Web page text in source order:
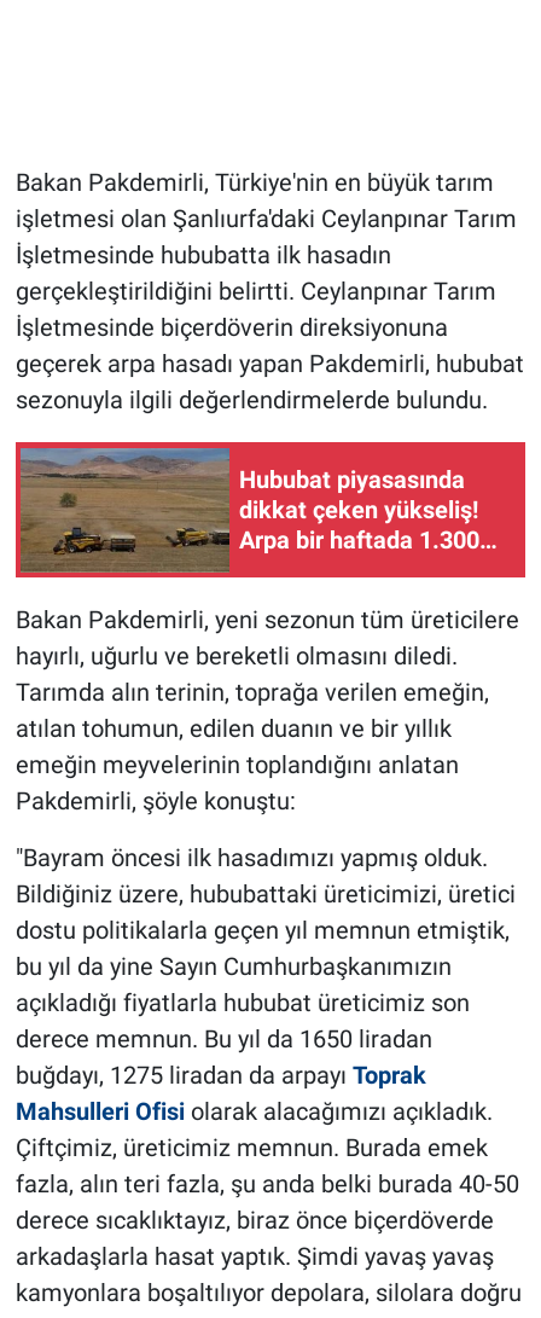
Bakan Pakdemirli, Türkiye'nin en büyük tarım
işletmesi olan Şanlıurfa'daki Ceylanpınar Tarım
İşletmesinde hububatta ilk hasadın
gerçekleştirildiğini belirtti. Ceylanpınar Tarım
İşletmesinde biçerdöverin direksiyonuna
geçerek arpa hasadı yapan Pakdemirli, hububat
sezonuyla ilgili değerlendirmelerde bulundu.
Hububat piyasasında
dikkat çeken yükseliş!
Arpa bir haftada 1.300
liranın üzerinde arttı
Bakan Pakdemirli, yeni sezonun tüm üreticilere
hayırlı, uğurlu ve bereketli olmasını diledi.
Tarımda alın terinin, toprağa verilen emeğin,
atılan tohumun, edilen duanın ve bir yıllık
emeğin meyvelerinin toplandığını anlatan
Pakdemirli, şöyle konuştu:
"Bayram öncesi ilk hasadımızı yapmış olduk.
Bildiğiniz üzere, hububattaki üreticimizi, üretici
dostu politikalarla geçen yıl memnun etmiştik,
bu yıl da yine Sayın Cumhurbaşkanımızın
açıkladığı fiyatlarla hububat üreticimiz son
derece memnun. Bu yıl da 1650 liradan
buğdayı, 1275 liradan da arpayı Toprak
Mahsulleri Ofisiolarak alacağımızı açıkladık.
Çiftçimiz, üreticimiz memnun. Burada emek
fazla, alın teri fazla, şu anda belki burada 40-50
derece sıcaklıktayız, biraz önce biçerdöverde
arkadaşlarla hasat yaptık. Şimdi yavaş yavaş
kamyonlara boşaltılıyor depolara, silolara doğru